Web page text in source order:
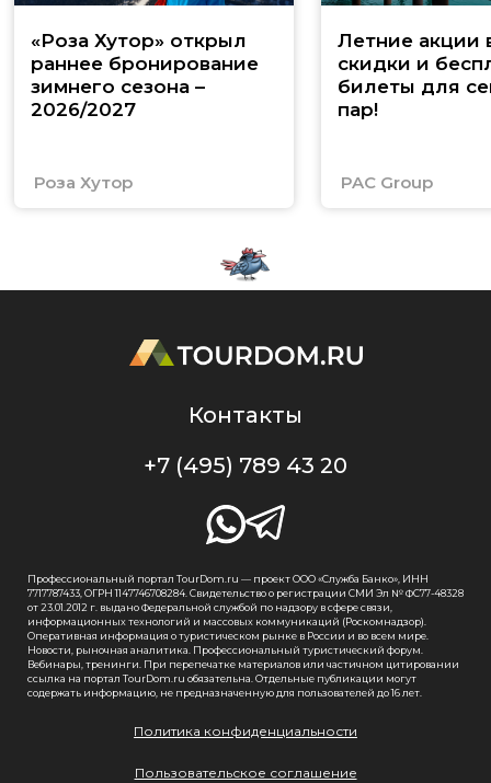
«Роза Хутор» открыл
раннее бронирование
зимнего сезона –
2026/2027
Роза Хутор
Летние акции
скидки и
билеты для
пар!
PAC Group
Контакты
+7 (495) 789 43 20
Профессиональный портал TourDom.ru — проект ООО «Служба Банко», ИНН
7717787433, ОГРН 1147746708284. Свидетельство о регистрации СМИ Эл № ФС77-48328
от 23.01.2012 г. выдано Федеральной службой по надзору в сфере связи,
информационных технологий и массовых коммуникаций (Роскомнадзор).
Оперативная информация о туристическом рынке в России и во всем мире.
Новости, рыночная аналитика. Профессиональный туристический форум.
Вебинары, тренинги. При перепечатке материалов или частичном цитировании
ссылка на портал TourDom.ru обязательна. Отдельные публикации могут
содержать информацию, не предназначенную для пользователей до 16 лет.
Политика конфиденциальности
Пользовательское соглашение